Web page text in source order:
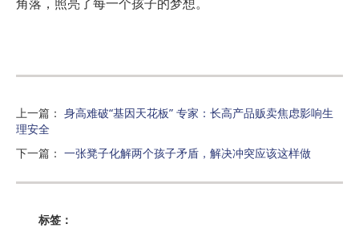
上一篇 ： 身高难破“基因天花板” 专家：长高产品贩卖焦虑影响生
理安全
下一篇 ： 一张凳子化解两个孩子矛盾，解决冲突应该这样做
标签：